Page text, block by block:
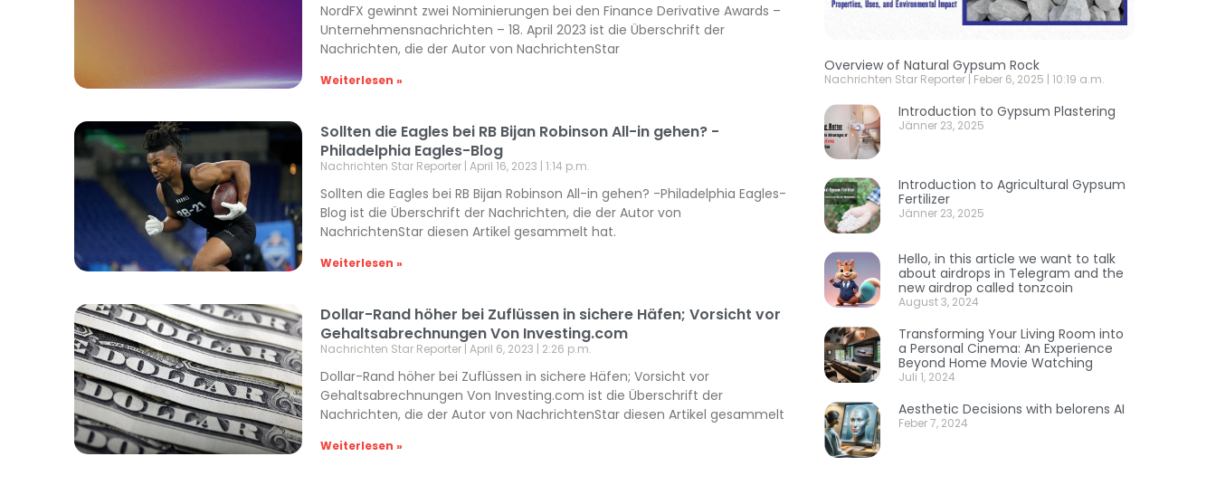
NordFX gewinnt zwei Nominierungen bei den Finance Derivative Awards –
Unternehmensnachrichten – 18. April 2023 ist die Überschrift der
Nachrichten, die der Autor von NachrichtenStar
Weiterlesen »
Sollten die Eagles bei RB Bijan Robinson All-in gehen? -
Philadelphia Eagles-Blog
Nachrichten Star Reporter April 16, 2023 1:14 p.m.
Sollten die Eagles bei RB Bijan Robinson All-in gehen? -Philadelphia Eagles-
Blog ist die Überschrift der Nachrichten, die der Autor von
NachrichtenStar diesen Artikel gesammelt hat.
Weiterlesen »
Dollar-Rand höher bei Zuflüssen in sichere Häfen; Vorsicht vor
Gehaltsabrechnungen Von Investing.com
Nachrichten Star Reporter April 6, 2023 2:26 p.m.
Dollar-Rand höher bei Zuflüssen in sichere Häfen; Vorsicht vor
Gehaltsabrechnungen Von Investing.com ist die Überschrift der
Nachrichten, die der Autor von NachrichtenStar diesen Artikel gesammelt
Weiterlesen »
Overview of Natural Gypsum Rock
Nachrichten Star Reporter Feber 6, 2025 10:19 a.m.
Introduction to Gypsum Plastering
Jänner 23, 2025
Introduction to Agricultural Gypsum
Fertilizer
Jänner 23, 2025
Hello, in this article we want to talk
about airdrops in Telegram and the
new airdrop called tonzcoin
August 3, 2024
Transforming Your Living Room into
a Personal Cinema: An Experience
Beyond Home Movie Watching
Juli 1, 2024
Aesthetic Decisions with belorens AI
Feber 7, 2024